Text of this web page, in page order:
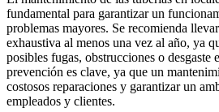
fundamental para garantizar un
problemas mayores. Se recomienda
exhaustiva al menos una vez al año, ya
posibles fugas, obstrucciones o desgaste
prevención es clave, ya que un
costosos reparaciones y garantizar un
empleados y clientes.